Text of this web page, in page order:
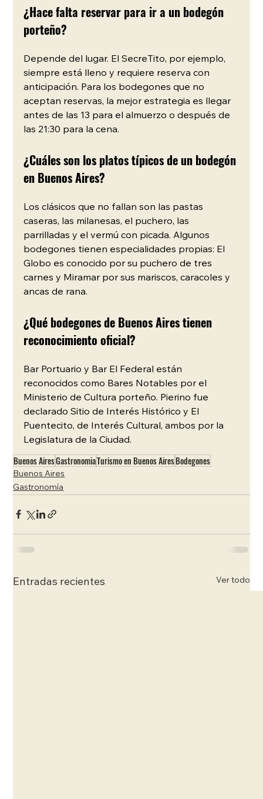
¿Hace falta reservar para ir a un bodegón
porteño?
Depende del lugar. El SecreTito, por ejemplo,
siempre está lleno y requiere reserva con
anticipación. Para los bodegones que no
aceptan reservas, la mejor estrategia es llegar
antes de las 13 para el almuerzo o después de
las 21:30 para la cena.
¿Cuáles son los platos típicos de un bodegón
en Buenos Aires?
Los clásicos que no fallan son las pastas
caseras, las milanesas, el puchero, las
parrilladas y el vermú con picada. Algunos
bodegones tienen especialidades propias: El
Globo es conocido por su puchero de tres
carnes y Miramar por sus mariscos, caracoles y
ancas de rana.
¿Qué bodegones de Buenos Aires tienen
reconocimiento oficial?
Bar Portuario y Bar El Federal están
reconocidos como Bares Notables por el
Ministerio de Cultura porteño. Pierino fue
declarado Sitio de Interés Histórico y El
Puentecito, de Interés Cultural, ambos por la
Legislatura de la Ciudad.
Buenos AiresGastronomiaTurismo en Buenos AiresBodegones
Buenos Aires
Gastronomía
Entradas recientes Ver todo